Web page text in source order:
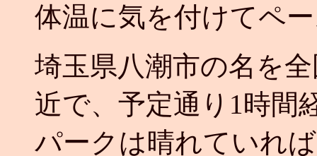
体温に気を付けてペ
埼玉県八潮市の名を
近で、予定通り1時間
パークは晴れていれ